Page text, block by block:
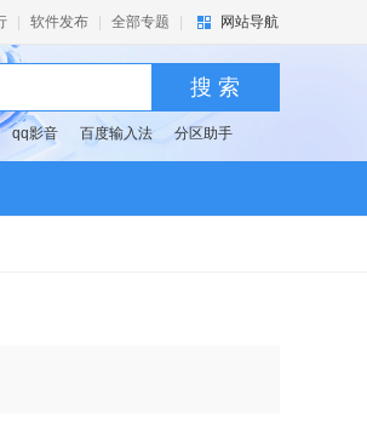
软件发布 全部专题 网站导航
搜 索
qq影音 百度输入法 分区助手